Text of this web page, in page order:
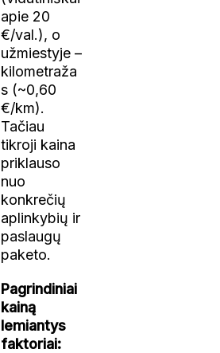
apie 20
€/val.), o
užmiestyje –
kilometraža
s (~0,60
€/km).
Tačiau
tikroji kaina
priklauso
nuo
konkrečių
aplinkybių ir
paslaugų
paketo.
Pagrindiniai
kainą
lemiantys
faktoriai: